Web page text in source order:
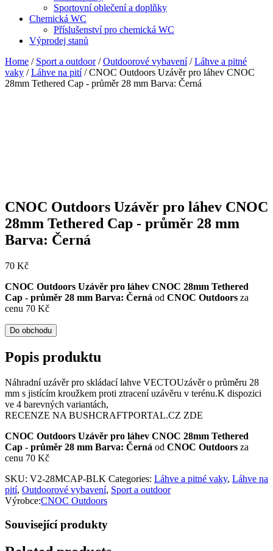
Sportovní oblečení a doplňky
Chemická WC
Příslušenství pro chemická WC
Výprodej stanů
Home / Sport a outdoor/Outdoorové vybavení/Láhve a pitné
vaky /Láhve na pití/ CNOC Outdoors Uzávěr pro láhev CNOC
28mm Tethered Cap - průměr 28 mm Barva: Černá
CNOC Outdoors Uzávěr pro láhev CNOC
28mm Tethered Cap - průměr 28 mm
Barva: Černá
70 Kč
CNOC Outdoors Uzávěr pro láhev CNOC 28mm Tethered
Cap - průměr 28 mm Barva: Černá od CNOC Outdoors za
cenu 70 Kč
Do obchodu
Popis produktu
Náhradní uzávěr pro skládací lahve VECTOUzávěr o průměru 28
mm s jistícím kroužkem proti ztracení uzávěru v terénu.K dispozici
ve 4 barevných variantách,
RECENZE NA BUSHCRAFTPORTAL.CZ ZDE
CNOC Outdoors Uzávěr pro láhev CNOC 28mm Tethered
Cap - průměr 28 mm Barva: Černá od CNOC Outdoors za
cenu 70 Kč
SKU: V2-28MCAP-BLK Categories: Láhve a pitné vaky, Láhve na
pití, Outdoorové vybavení, Sport a outdoor
Výrobce:CNOC Outdoors
Související produkty